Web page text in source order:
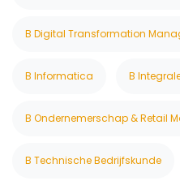
B Digital Transformation
B Informatica B
B Ondernemerschap & Retail
B Technische Bedrijfskunde